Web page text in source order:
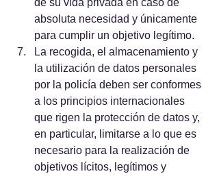
absoluta necesidad y únicamente
para cumplir un objetivo legítimo.
La recogida, el almacenamiento y
la utilización de datos personales
por la policía deben ser conformes
a los principios internacionales
que rigen la protección de datos y,
en particular, limitarse a lo que es
necesario para la realización de
objetivos lícitos, legítimos y